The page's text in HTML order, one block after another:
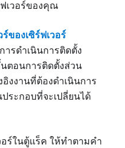
เวอร์ของคุณ
ของเซิร์ฟเวอร์
รดำเนินการติดตั้ง
ตอนการติดตั้งส่วน
งงานที่ต้องดำเนินการ
ระกอบที่จะเปลี่ยนได้
อร์ในตู้แร็ค ให้ทำตามคำ